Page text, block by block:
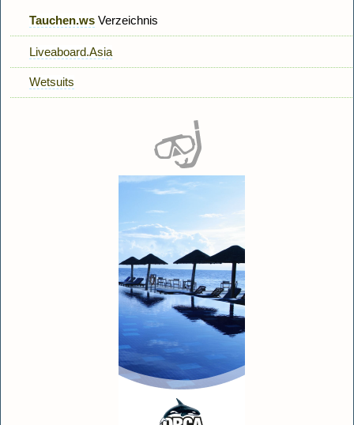
Tauchen.ws Verzeichnis
Liveaboard.Asia
Wetsuits